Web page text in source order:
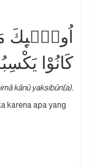
اُولٰۤىِٕكَ
كَانُوْا
kānū yaksibūn(a).
karena apa yang